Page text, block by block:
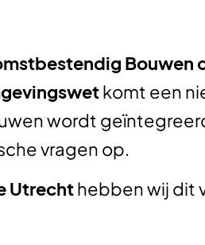
Bouwen
komt een
wordt
vragen op.
Utrechthebben wij dit